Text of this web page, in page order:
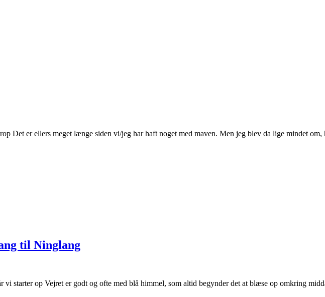
Det er ellers meget længe siden vi/jeg har haft noget med maven. Men jeg blev da lige mindet om,
til Ninglang
starter op Vejret er godt og ofte med blå himmel, som altid begynder det at blæse op omkring